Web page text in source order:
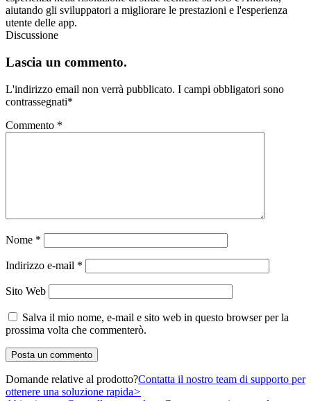
aiutando gli sviluppatori a migliorare le prestazioni e l'esperienza
utente delle app.
Discussione
Lascia un commento.
L'indirizzo email non verrà pubblicato. I campi obbligatori sono
contrassegnati*
Commento *
Nome *
Indirizzo e-mail *
Sito Web
Salva il mio nome, e-mail e sito web in questo browser per la
prossima volta che commenterò.
Domande relative al prodotto?Contatta il nostro team di supporto per
ottenere una soluzione rapida>